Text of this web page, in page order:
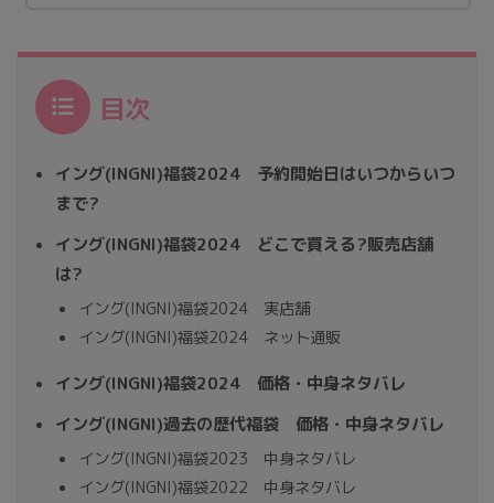
目次
イング(INGNI)福袋2024 予約開始日はいつからいつ
まで?
イング(INGNI)福袋2024 どこで買える?販売店舗
は?
イング(INGNI)福袋2024 実店舗
イング(INGNI)福袋2024 ネット通販
イング(INGNI)福袋2024 価格・中身ネタバレ
イング(INGNI)過去の歴代福袋 価格・中身ネタバレ
イング(INGNI)福袋2023 中身ネタバレ
イング(INGNI)福袋2022 中身ネタバレ